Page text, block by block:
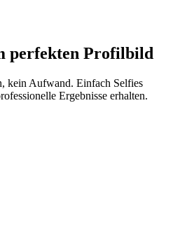
perfekten Profilbild
kein Aufwand. Einfach Selfies
Ergebnisse erhalten.